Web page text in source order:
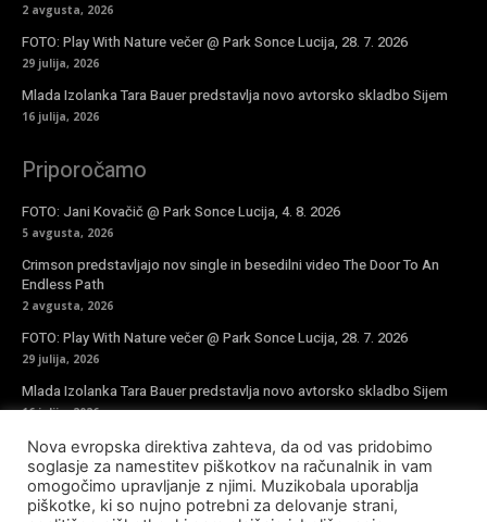
2 avgusta, 2026
FOTO: Play With Nature večer @ Park Sonce Lucija, 28. 7. 2026
29 julija, 2026
Mlada Izolanka Tara Bauer predstavlja novo avtorsko skladbo Sijem
16 julija, 2026
Priporočamo
FOTO: Jani Kovačič @ Park Sonce Lucija, 4. 8. 2026
5 avgusta, 2026
Crimson predstavljajo nov single in besedilni video The Door To An
Endless Path
2 avgusta, 2026
FOTO: Play With Nature večer @ Park Sonce Lucija, 28. 7. 2026
29 julija, 2026
Mlada Izolanka Tara Bauer predstavlja novo avtorsko skladbo Sijem
16 julija, 2026
Vpiši se v novičke
Nova evropska direktiva zahteva, da od vas pridobimo
soglasje za namestitev piškotkov na računalnik in vam
omogočimo upravljanje z njimi. Muzikobala uporablja
piškotke, ki so nujno potrebni za delovanje strani,